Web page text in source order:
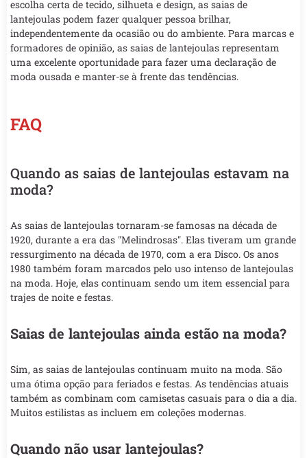
escolha certa de tecido, silhueta e design, as saias de
lantejoulas podem fazer qualquer pessoa brilhar,
independentemente da ocasião ou do ambiente. Para marcas e
formadores de opinião, as saias de lantejoulas representam
uma excelente oportunidade para fazer uma declaração de
moda ousada e manter-se à frente das tendências.
FAQ
Quando as saias de lantejoulas estavam na
moda?
As saias de lantejoulas tornaram-se famosas na década de
1920, durante a era das "Melindrosas". Elas tiveram um grande
ressurgimento na década de 1970, com a era Disco. Os anos
1980 também foram marcados pelo uso intenso de lantejoulas
na moda. Hoje, elas continuam sendo um item essencial para
trajes de noite e festas.
Saias de lantejoulas ainda estão na moda?
Sim, as saias de lantejoulas continuam muito na moda. São
uma ótima opção para feriados e festas. As tendências atuais
também as combinam com camisetas casuais para o dia a dia.
Muitos estilistas as incluem em coleções modernas.
Quando não usar lantejoulas?